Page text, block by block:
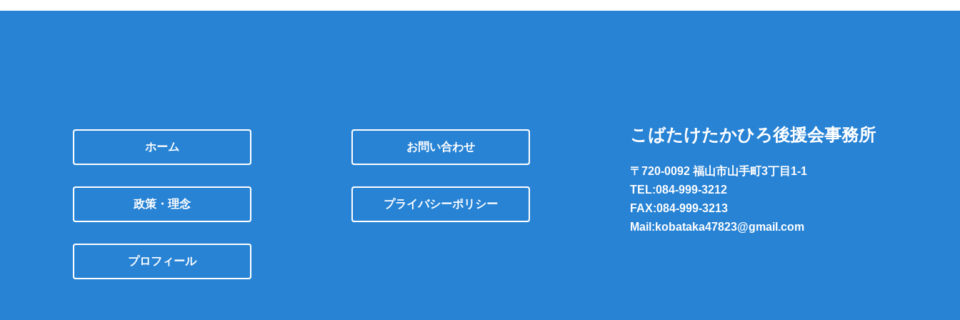
ホーム
政策・理念
プロフィール
お問い合わせ
プライバシーポリシー
こばたけたかひろ後援会事務所
〒720-0092 福山市山手町3丁目1-1
TEL:084-999-3212
FAX:084-999-3213
Mail:kobataka47823@gmail.com